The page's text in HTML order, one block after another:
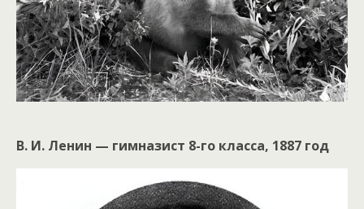
В. И. Ленин — гимназист 8-го класса, 1887 год